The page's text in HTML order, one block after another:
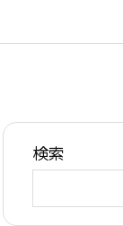
検索